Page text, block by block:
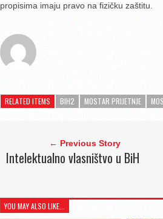
propisima imaju pravo na fizičku zaštitu.
RELATED ITEMS BIH2 MOSTAR PRIJETNJE
← Previous Story
Intelektualno vlasništvo u BiH
YOU MAY ALSO LIKE...